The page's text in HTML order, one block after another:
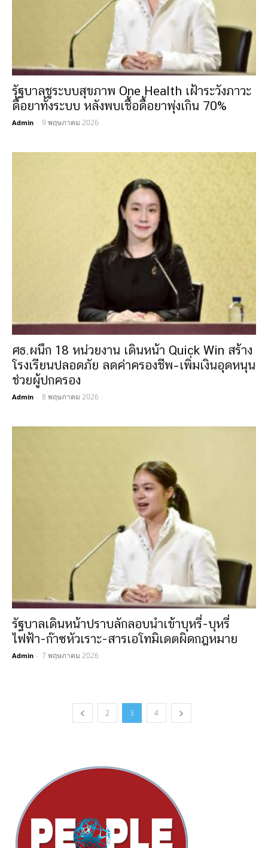
รัฐบาลชูระบบสุขภาพ One Health เฝ้าระวังภาวะ
ดื้อยาทั้งระบบ หลังพบเชื้อดื้อยาพุ่งเกิน 70%
Admin - 9 พฤษภาคม 2026
ศธ.ผนึก 18 หน่วยงาน เดินหน้า Quick Win สร้าง
โรงเรียนปลอดภัย ลดค่าครองชีพ–เพิ่มเงินอุดหนุน
ช่วยผู้ปกครอง
Admin - 8 พฤษภาคม 2026
รัฐบาลเดินหน้าปราบลักลอบนำเข้าบุหรี่-บุหรี่
ไฟฟ้า-ก๊าซหัวเราะ-สารเอโทมิเดตผิดกฎหมาย
Admin - 7 พฤษภาคม 2026
2 3 4